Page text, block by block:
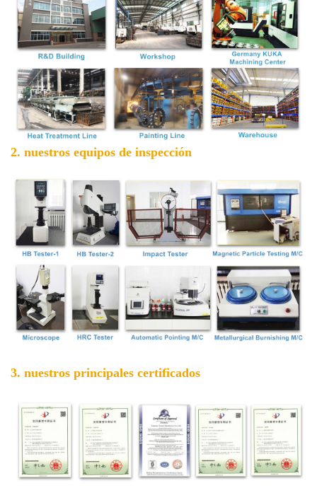
2. nuestros equipos de inspección
3. nuestros principales certificados